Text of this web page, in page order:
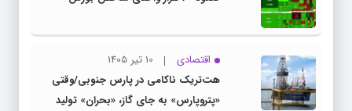
اقتصادی
10 تیر 1405
هت‌تریک ناکامی در پارس جنوبی/وقتی
«پتروپارس» به جای گاز، «بحران» تولید